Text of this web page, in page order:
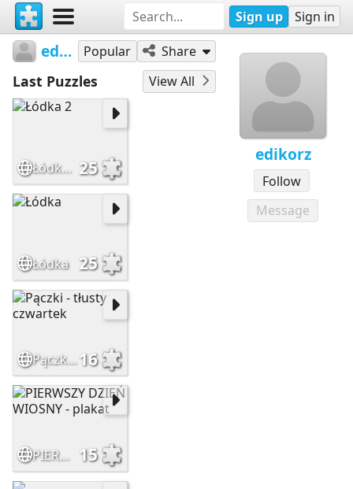
Sign up Sign in
edikorz
Follow
Message
edikorz Popular Share
Last Puzzles View All
Łódka 2 25
Łódka 25
Pączki - tłusty czwartek16
PIERWSZY DZIEŃ WIOSNY - plakat 15